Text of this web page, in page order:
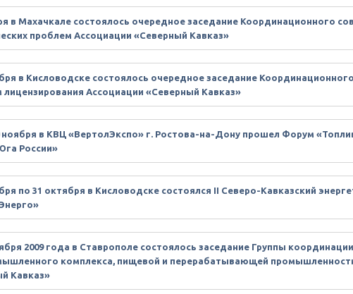
в Махачкале состоялось очередное заседание Координационного
проблем Ассоциации «Северный Кавказ»
в Кисловодске состоялось очередное заседание
лицензирования Ассоциации «Северный Кавказ»
ноября в КВЦ «ВертолЭкспо» г. Ростова-на-Дону прошел Форум
России»
по 31 октября в Кисловодске состоялся II Северо-Кавказский
2009 года в Ставрополе состоялось заседание Группы
комплекса, пищевой и перерабатывающей
Кавказ»